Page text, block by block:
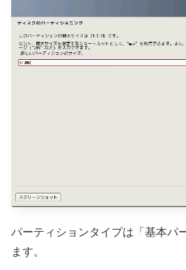
パーティションタイプは「基本パ
ます。